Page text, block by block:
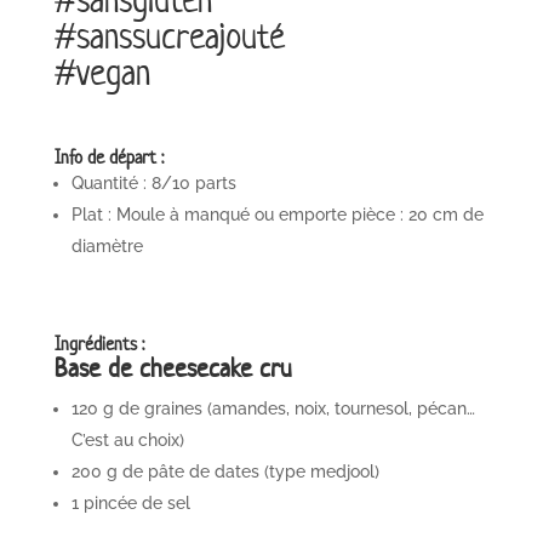
#sanssucreajouté
#vegan
Info de départ :
Quantité : 8/10 parts
Plat : Moule à manqué ou emporte pièce : 20 cm de
diamètre
Ingrédients :
Base de cheesecake cru
120 g de graines (amandes, noix, tournesol, pécan…
C’est au choix)
200 g de pâte de dates (type medjool)
1 pincée de sel